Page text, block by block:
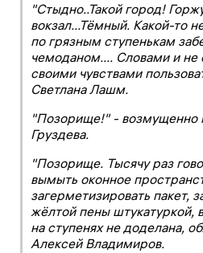
"Стыдно..Такой город!
вокзал...Тёмный. Какой-то
по грязным ступенькам
чемоданом.... Словами и не
своими чувствами
Светлана Лашм.
"Позорище!" - возмущенно
Груздева.
"Позорище. Тысячу раз
вымыть оконное
загерметизировать пакет,
жёлтой пены штукатуркой,
на ступенях не доделана,
Алексей Владимиров.